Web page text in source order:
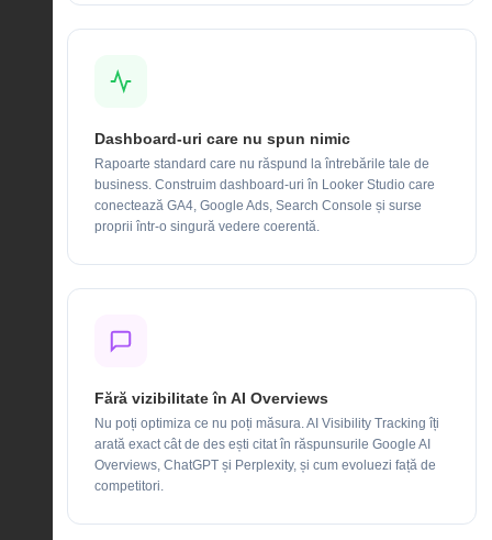
Dashboard-uri care nu spun nimic
Rapoarte standard care nu răspund la întrebările tale de
business. Construim dashboard-uri în Looker Studio care
conectează GA4, Google Ads, Search Console și surse
proprii într-o singură vedere coerentă.
Fără vizibilitate în AI Overviews
Nu poți optimiza ce nu poți măsura. AI Visibility Tracking îți
arată exact cât de des ești citat în răspunsurile Google AI
Overviews, ChatGPT și Perplexity, și cum evoluezi față de
competitori.